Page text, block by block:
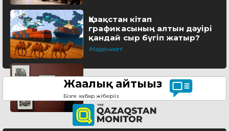
Қазақстан кітап
графикасының алтын дәуірі
қандай сыр бүгіп жатыр?
Мәдениет
Жаңалық айтыңыз
Бізге хабар жіберіңіз